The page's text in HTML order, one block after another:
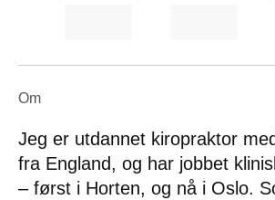
Om
Jeg er utdannet kiropraktor
fra England, og har jobbet
– først i Horten, og nå i Oslo.